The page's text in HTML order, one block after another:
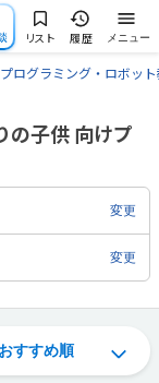
リスト 履歴 メニュー
ログラミング・ロボッ
の子供 向けプ
変更
変更